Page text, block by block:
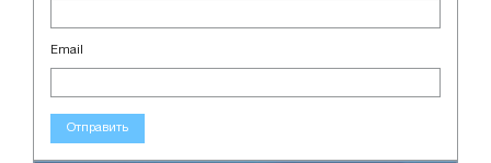
Email
Отправить